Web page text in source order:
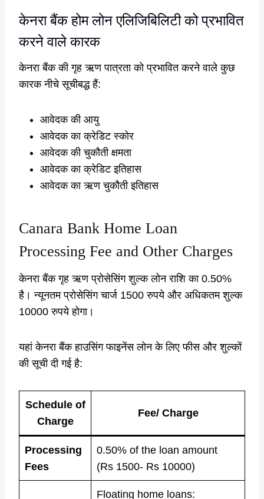
केनरा बैंक होम लोन एलिजिबिलिटी को प्रभावित
करने वाले कारक
केनरा बैंक की गृह ऋण पात्रता को प्रभावित करने वाले कुछ
कारक नीचे सूचीबद्ध हैं:
आवेदक की आयु
आवेदक का क्रेडिट स्कोर
आवेदक की चुकौती क्षमता
आवेदक का क्रेडिट इतिहास
आवेदक का ऋण चुकौती इतिहास
Canara Bank Home Loan
Processing Fee and Other Charges
केनरा बैंक गृह ऋण प्रोसेसिंग शुल्क लोन राशि का 0.50%
है। न्यूनतम प्रोसेसिंग चार्ज 1500 रुपये और अधिकतम शुल्क
10000 रुपये होगा।
यहां केनरा बैंक हाउसिंग फाइनेंस लोन के लिए फीस और शुल्कों
की सूची दी गई है:
Schedule of
Charge
Fee/ Charge
Processing
Fees
0.50% of the loan amount
(Rs 1500- Rs 10000)
Floating home loans: